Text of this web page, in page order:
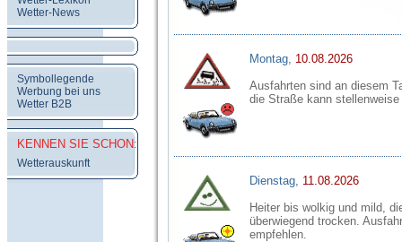
Wetter-News
Symbollegende
Werbung bei uns
Wetter B2B
KENNEN SIE SCHON:
Wetterauskunft
Montag, 10.08.2026
Ausfahrten sind an diesem
die Straße kann
Dienstag, 11.08.2026
Heiter bis wolkig und mild,
überwiegend trocken.
empfehlen.